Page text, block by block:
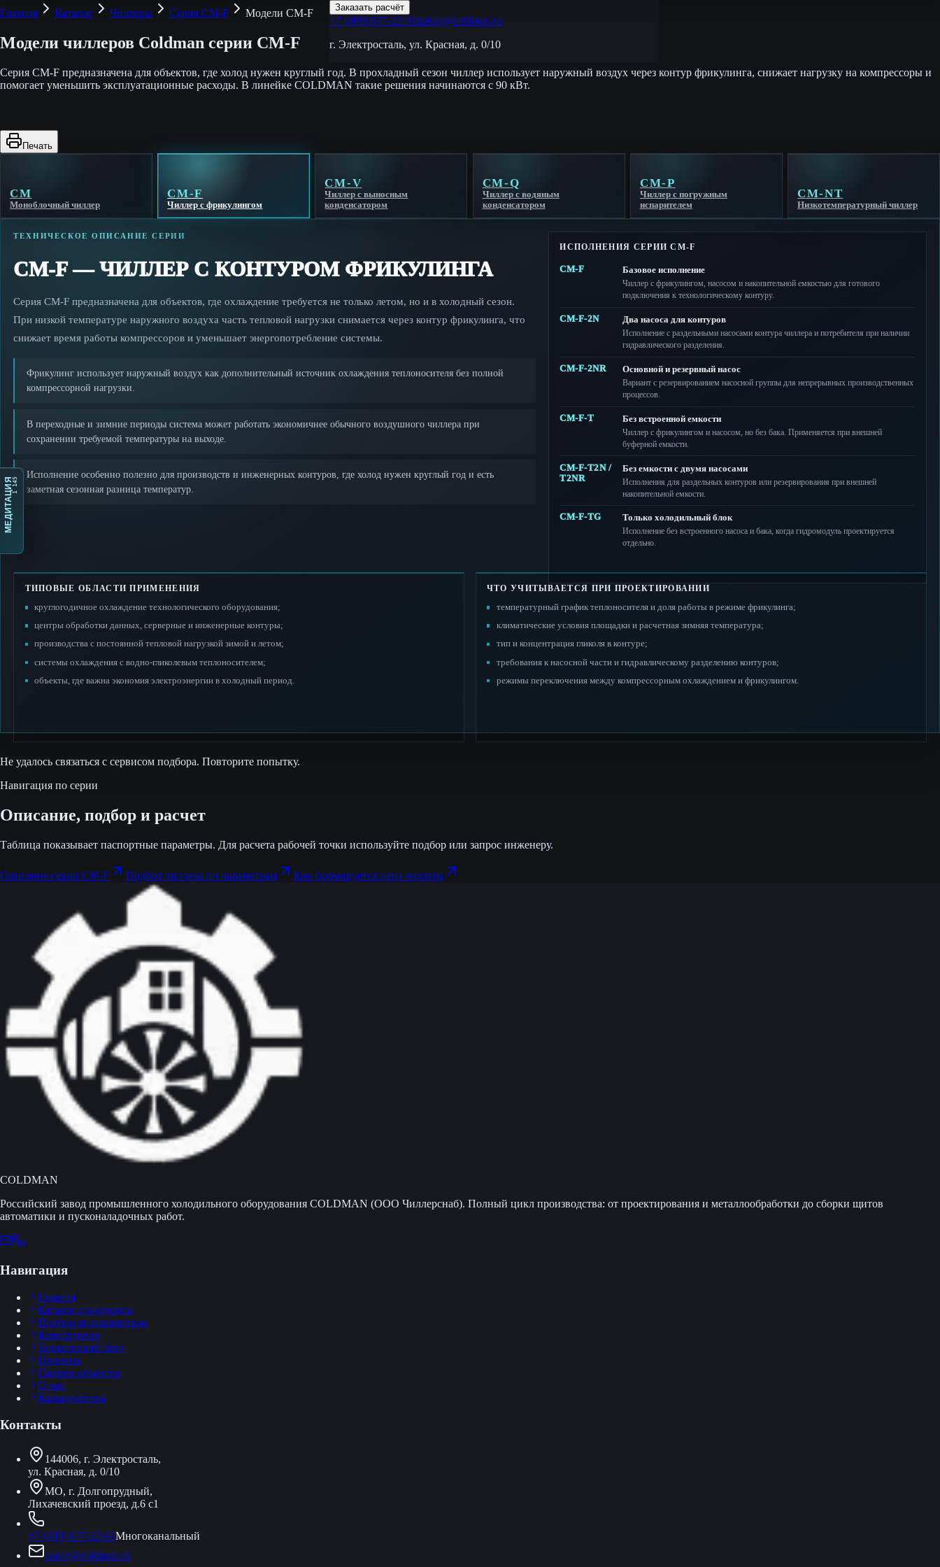
Заказать расчёт
+7 (499) 677-22-93zakaz@coldman.ru
г. Электросталь, ул. Красная, д. 0/10
Главная
Каталог Чиллеры Серия CM-F Модели CM-F
Модели чиллеров Coldman серии CM-F
Серия CM-F предназначена для объектов, где холод нужен круглый год. В прохладный сезон чиллер использует наружный воздух через контур фрикулинга, снижает нагрузку на компрессоры и
помогает уменьшить эксплуатационные расходы. В линейке COLDMAN такие решения начинаются с 90 кВт.
Печать
CM
Моноблочный чиллер
CM-F
Чиллер с фрикулингом
CM-V
Чиллер с выносным
конденсатором
CM-Q
Чиллер с водяным
конденсатором
CM-P
Чиллер с погружным
испарителем
CM-NT
Низкотемпературный чиллер
ТЕХНИЧЕСКОЕ ОПИСАНИЕ СЕРИИ
CM-F — ЧИЛЛЕР С КОНТУРОМ ФРИКУЛИНГА
Серия CM-F предназначена для объектов, где охлаждение требуется не только летом, но и в холодный сезон.
При низкой температуре наружного воздуха часть тепловой нагрузки снимается через контур фрикулинга, что
снижает время работы компрессоров и уменьшает энергопотребление системы.
Фрикулинг использует наружный воздух как дополнительный источник охлаждения теплоносителя без полной
компрессорной нагрузки.
В переходные и зимние периоды система может работать экономичнее обычного воздушного чиллера при
сохранении требуемой температуры на выходе.
Исполнение особенно полезно для производств и инженерных контуров, где холод нужен круглый год и есть
заметная сезонная разница температур.
ТИПОВЫЕ ОБЛАСТИ ПРИМЕНЕНИЯ
круглогодичное охлаждение технологического оборудования;
центры обработки данных, серверные и инженерные контуры;
производства с постоянной тепловой нагрузкой зимой и летом;
системы охлаждения с водно-гликолевым теплоносителем;
объекты, где важна экономия электроэнергии в холодный период.
ЧТО УЧИТЫВАЕТСЯ ПРИ ПРОЕКТИРОВАНИИ
температурный график теплоносителя и доля работы в режиме фрикулинга;
климатические условия площадки и расчетная зимняя температура;
тип и концентрация гликоля в контуре;
требования к насосной части и гидравлическому разделению контуров;
режимы переключения между компрессорным охлаждением и фрикулингом.
ИСПОЛНЕНИЯ СЕРИИ CM-F
CM-F Базовое исполнение
Чиллер с фрикулингом, насосом и накопительной емкостью для готового
подключения к технологическому контуру.
CM-F-2N Два насоса для контуров
Исполнение с раздельными насосами контура чиллера и потребителя при наличии
гидравлического разделения.
CM-F-2NR Основной и резервный насос
Вариант с резервированием насосной группы для непрерывных производственных
процессов.
CM-F-T Без встроенной емкости
Чиллер с фрикулингом и насосом, но без бака. Применяется при внешней
буферной емкости.
CM-F-T2N /
T2NR
Без емкости с двумя насосами
Исполнения для раздельных контуров или резервирования при внешней
накопительной емкости.
CM-F-TG Только холодильный блок
Исполнение без встроенного насоса и бака, когда гидромодуль проектируется
отдельно.
Не удалось связаться с сервисом подбора. Повторите попытку.
Навигация по серии
Описание, подбор и расчет
Таблица показывает паспортные параметры. Для расчета рабочей точки используйте подбор или запрос инженеру.
Описание серии CM-F Подбор чиллера по параметрам Как формируется цена чиллера
COLDMAN
Российский завод промышленного холодильного оборудования COLDMAN (ООО Чиллерснаб). Полный цикл производства: от проектирования и металлообработки до сборки щитов
автоматики и пусконаладочных работ.
Навигация
Главная
Каталог продукции
Подбор по параметрам
Конструктор
Технический блог
Проекты
Галерея объектов
О нас
Калькуляторы
Контакты
144006, г. Электросталь,
ул. Красная, д. 0/10
МО, г. Долгопрудный,
Лихачевский проезд, д.6 с1
+7 (499) 677-22-93Многоканальный
zakaz@coldman.ru
МЕДИТАЦИЯ1 145